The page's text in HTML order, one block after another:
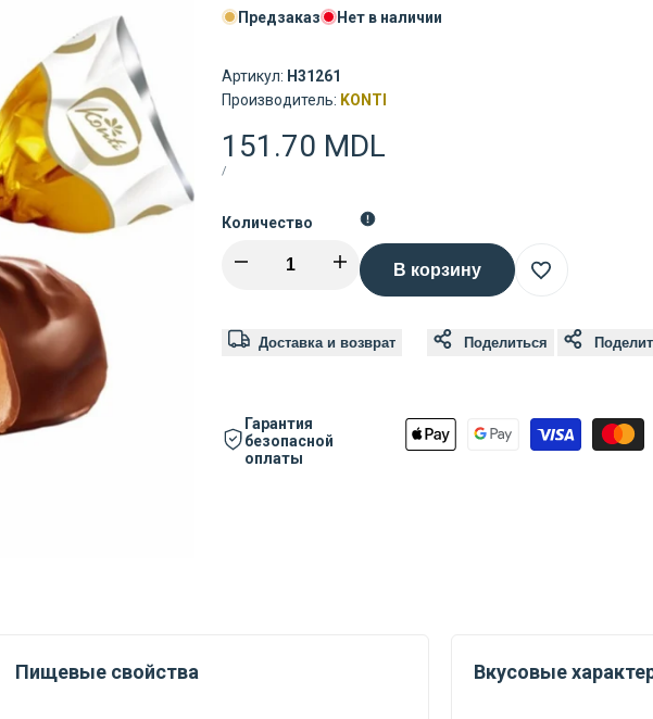
Предзаказ
Нет в наличии
Артикул: H31261
Производитель: Поставщик:
KONTI
Цена
распродажи
151.70 MDL
ЦЕНА
/
Количество
Уменьшить
Konti
Конфеты
УвеличитьВ корзину
в
желаний
Доставка и возврат Поделиться
Гарантия
безопасной
оплаты
Пищевые свойства Вкусовые